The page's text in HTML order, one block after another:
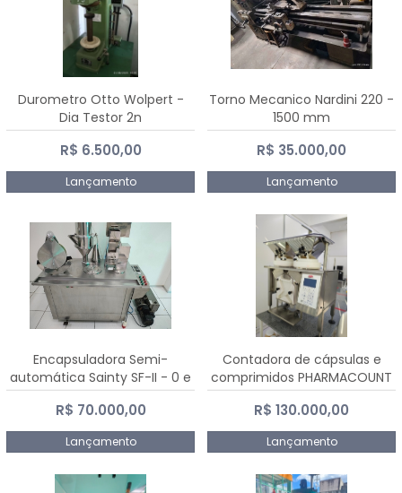
Durometro Otto Wolpert -
Dia Testor 2n
R$ 6.500,00
Lançamento
Torno Mecanico Nardini 220 -
1500 mm
R$ 35.000,00
Lançamento
Encapsuladora Semi-
automática Sainty SF-II - 0 e
00
R$ 70.000,00
Lançamento
Contadora de cápsulas e
comprimidos PHARMACOUNT
- 2-2R3
R$ 130.000,00
Lançamento